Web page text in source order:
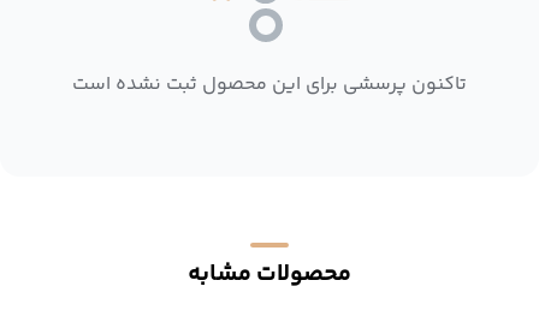
تاکنون پرسشی برای این محصول ثبت نشده است
محصولات مشابه